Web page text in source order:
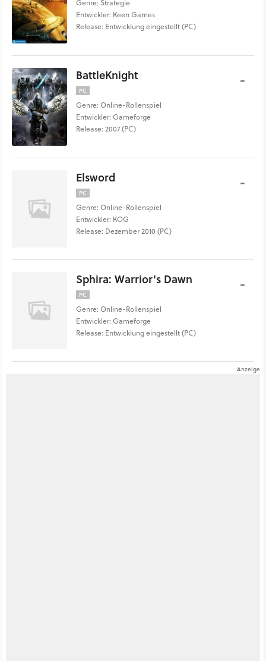
Genre: Strategie
Entwickler: Keen Games
Release: Entwicklung eingestellt (PC)
BattleKnight
PC
Genre: Online-Rollenspiel
Entwickler: Gameforge
Release: 2007 (PC)
-
Elsword
PC
Genre: Online-Rollenspiel
Entwickler: KOG
Release: Dezember 2010 (PC)
-
Sphira: Warrior's Dawn
PC
Genre: Online-Rollenspiel
Entwickler: Gameforge
Release: Entwicklung eingestellt (PC)
-